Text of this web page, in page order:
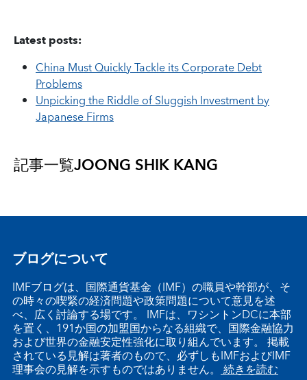
Latest posts:
China Must Quickly Tackle its Corporate Debt
Problems
Unpicking the Riddle of Sluggish Investment by
Japanese Firms
記事一覧JOONG SHIK KANG
ブログについて
IMFブログは、国際通貨基金（IMF）の職員や幹部が、そ
の時々の喫緊の経済問題や政策問題について意見を述
べ、広く討論する場です。 IMFは、ワシントンDCに本部
を置く、191か国の加盟国からなる組織で、国際金融協力
および世界の金融安定性強化に取り組んでいます。 掲載
されている見解は著者のもので、必ずしもIMFおよびIMF
理事会の見解を示すものではありません。 続きを読む